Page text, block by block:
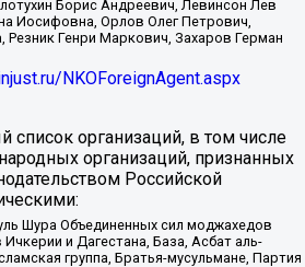
Борис Андреевич, Левинсон Лев
Иосифовна, Орлов Олег Петрович,
Генри Маркович, Захаров Герман
NKOForeignAgent.aspx
организаций, в том числе
организаций, признанных
Российской
Шура Объединенных сил моджахедов
и Дагестана, База, Асбат аль-
группа, Братья-мусульмане, Партия